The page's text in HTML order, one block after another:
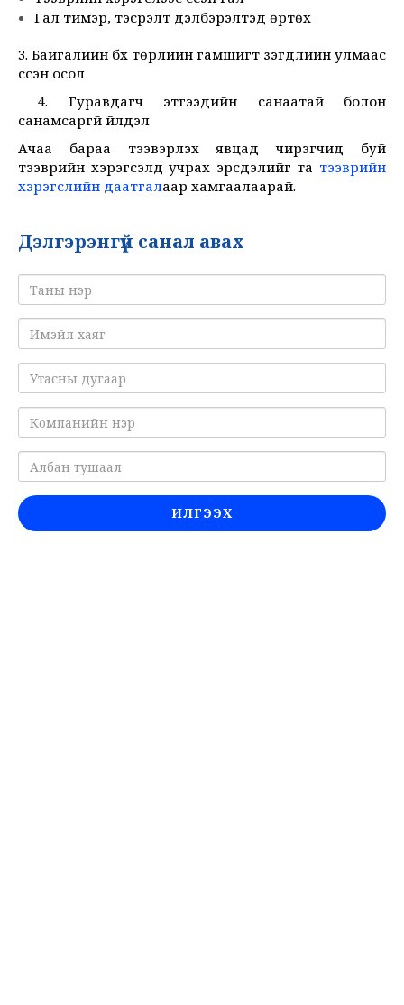
Гал түймэр, тэсрэлт дэлбэрэлтэд өртөх
3. Байгалийн бүх төрлийн гамшигт үзэгдлийн улмаас
үүссэн осол
4. Гуравдагч этгээдийн санаатай болон
санамсаргүй үйлдэл
Ачаа бараа тээвэрлэх явцад чирэгчид буй
тээврийн хэрэгсэлд учрах эрсдэлийг та тээврийн
хэрэгслийн даатгалаар хамгаалаарай.
Дэлгэрэнгүй санал авах
ИЛГЭЭХ